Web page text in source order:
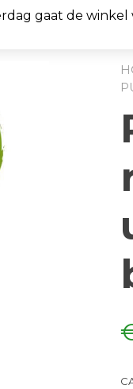
gaat de winkel